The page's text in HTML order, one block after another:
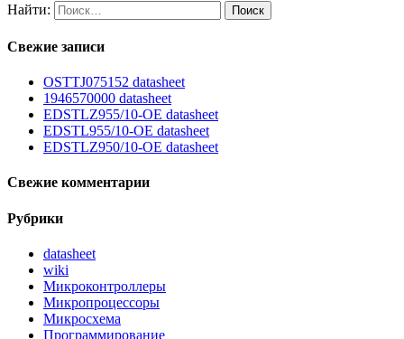
Найти:
Свежие записи
OSTTJ075152 datasheet
1946570000 datasheet
EDSTLZ955/10-OE datasheet
EDSTL955/10-OE datasheet
EDSTLZ950/10-OE datasheet
Свежие комментарии
Рубрики
datasheet
wiki
Микроконтроллеры
Микропроцессоры
Микросхема
Программирование